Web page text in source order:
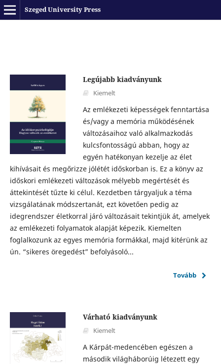
Szeged University Press
Legújabb kiadványunk
Kiemelt
Az emlékezeti képességek fenntartása
és/vagy a memória működésének
változásaihoz való alkalmazkodás
kulcsfontosságú abban, hogy az
egyén hatékonyan kezelje az élet
kihívásait és megőrizze jólétét időskorban is. Ez a könyv az
időskori emlékezeti változások mélyebb megértését és
áttekintését tűzte ki célul. Kezdetben tárgyaljuk a téma
vizsgálatának módszertanát, ezt követően pedig az
idegrendszer életkorral járó változásait tekintjük át, amelyek
az emlékezeti folyamatok alapját képezik. Kiemelten
foglalkozunk az egyes memória formákkal, majd kitérünk az
ún. “sikeres öregedést” befolyásoló...
Tovább
Várható kiadványunk
Kiemelt
A Kárpát-medencében egészen a
második világháborúig létezett egy